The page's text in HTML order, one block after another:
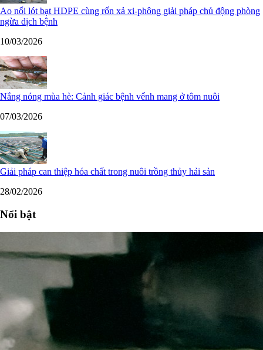
Ao nổi lót bạt HDPE cùng rốn xả xi-phông giải pháp chủ động phòng
ngừa dịch bệnh
10/03/2026
Nắng nóng mùa hè: Cảnh giác bệnh vểnh mang ở tôm nuôi
07/03/2026
Giải pháp can thiệp hóa chất trong nuôi trồng thủy hải sản
28/02/2026
Nổi bật